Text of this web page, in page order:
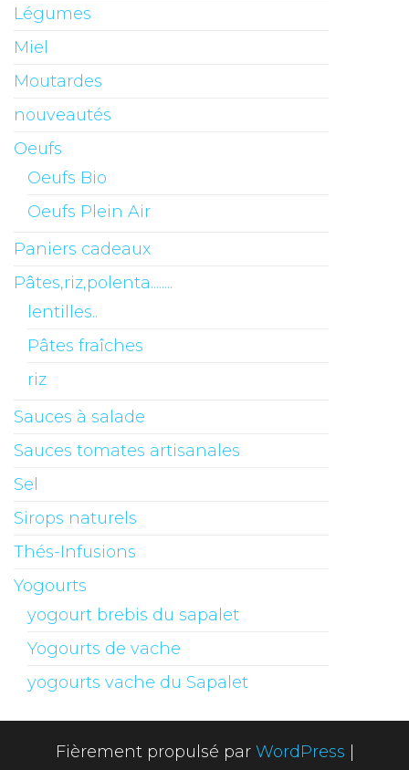
Légumes
Miel
Moutardes
nouveautés
Oeufs
Oeufs Bio
Oeufs Plein Air
Paniers cadeaux
Pâtes,riz,polenta........
lentilles..
Pâtes fraîches
riz
Sauces à salade
Sauces tomates artisanales
Sel
Sirops naturels
Thés-Infusions
Yogourts
yogourt brebis du sapalet
Yogourts de vache
yogourts vache du Sapalet
Fièrement propulsé par WordPress